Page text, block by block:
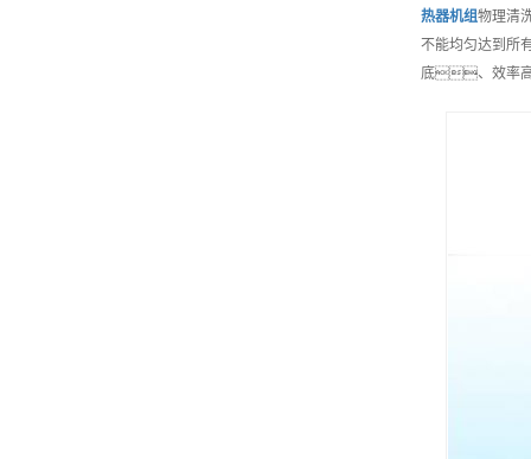
热器机组物理清
不能均匀达到
底、效率